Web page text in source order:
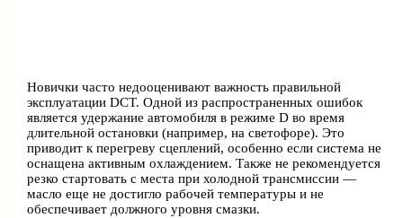
Новички часто недооценивают важность правильной
эксплуатации DCT. Одной из распространенных ошибок
является удержание автомобиля в режиме D во время
длительной остановки (например, на светофоре). Это
приводит к перегреву сцеплений, особенно если система не
оснащена активным охлаждением. Также не рекомендуется
резко стартовать с места при холодной трансмиссии —
масло еще не достигло рабочей температуры и не
обеспечивает должного уровня смазки.